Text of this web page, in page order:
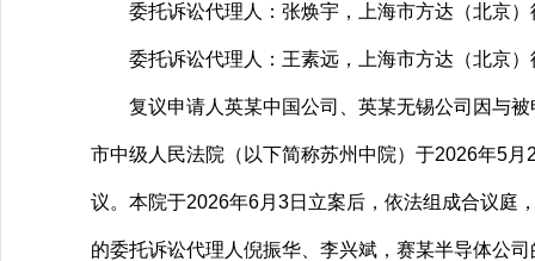
委托诉讼代理人：张焕宇，上海市方达（北京）
委托诉讼代理人：王素远，上海市方达（北京）
复议申请人英某中国公司、英某无锡公司因与被
市中级人民法院（以下简称苏州中院）于2026年5
议。本院于2026年6月3日立案后，依法组成合议庭
的委托诉讼代理人倪振华、李兴斌，赛某半导体公